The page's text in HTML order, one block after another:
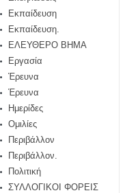
Εκπαίδευση
Εκπαίδευση.
ΕΛΕΥΘΕΡΟ ΒΗΜΑ
Εργασία
Έρευνα
Έρευνα
Ημερίδες
Ομιλίες
Περιβάλλον
Περιβάλλον.
Πολιτική
ΣΥΛΛΟΓΙΚΟΙ ΦΟΡΕΙΣ